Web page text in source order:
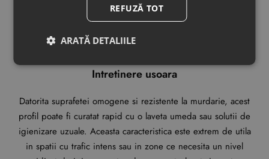
protectie impotriva apei si mentinand un aspect impecabil in
orice situatie.
Intretinere usoara
Datorita suprafetei omogene si rezistente la murdarie, acest
profil poate fi curatat rapid cu o laveta umeda sau solutii de
igienizare uzuale. Aceasta caracteristica este extrem de utila
in spatii cu trafic intens sau in zone ce necesita un nivel
REFUZĂ TOT
ARATĂ DETALIILE